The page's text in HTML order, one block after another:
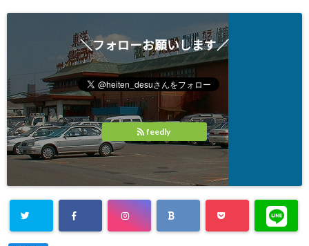
＼フォローお願いします／
feedly